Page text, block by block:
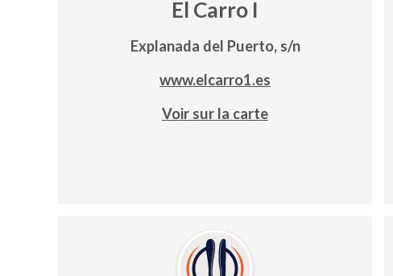
El Carro I
Explanada del Puerto, s/n
www.elcarro1.es
Voir sur la carte